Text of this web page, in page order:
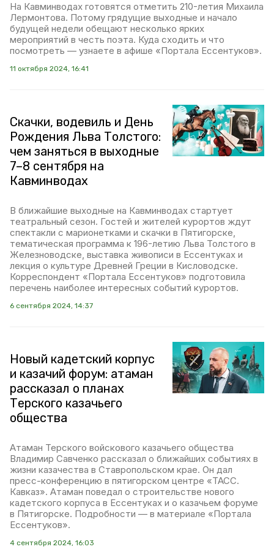
На Кавминводах готовятся отметить 210-летия Михаила
Лермонтова. Потому грядущие выходные и начало
будущей недели обещают несколько ярких
мероприятий в честь поэта. Куда сходить и что
посмотреть — узнаете в афише «Портала Ессентуков».
11 октября 2024, 16:41
Скачки, водевиль и День
Рождения Льва Толстого:
чем заняться в выходные
7–8 сентября на
Кавминводах
В ближайшие выходные на Кавминводах стартует
театральный сезон. Гостей и жителей курортов ждут
спектакли с марионетками и скачки в Пятигорске,
тематическая программа к 196-летию Льва Толстого в
Железноводске, выставка живописи в Ессентуках и
лекция о культуре Древней Греции в Кисловодске.
Корреспондент «Портала Ессентуков» подготовила
перечень наиболее интересных событий курортов.
6 сентября 2024, 14:37
Новый кадетский корпус
и казачий форум: атаман
рассказал о планах
Терского казачьего
общества
Атаман Терского войскового казачьего общества
Владимир Савченко рассказал о ближайших событиях в
жизни казачества в Ставропольском крае. Он дал
пресс-конференцию в пятигорском центре «ТАСС.
Кавказ». Атаман поведал о строительстве нового
кадетского корпуса в Ессентуках и о казачьем форуме
в Пятигорске. Подробности — в материале «Портала
Ессентуков».
4 сентября 2024, 16:03